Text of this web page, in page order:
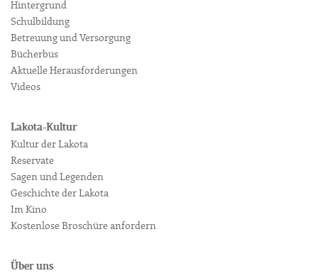
Hintergrund
Schulbildung
Betreuung und Versorgung
Bücherbus
Aktuelle Herausforderungen
Videos
Lakota-Kultur
Kultur der Lakota
Reservate
Sagen und Legenden
Geschichte der Lakota
Im Kino
Kostenlose Broschüre anfordern
Über uns